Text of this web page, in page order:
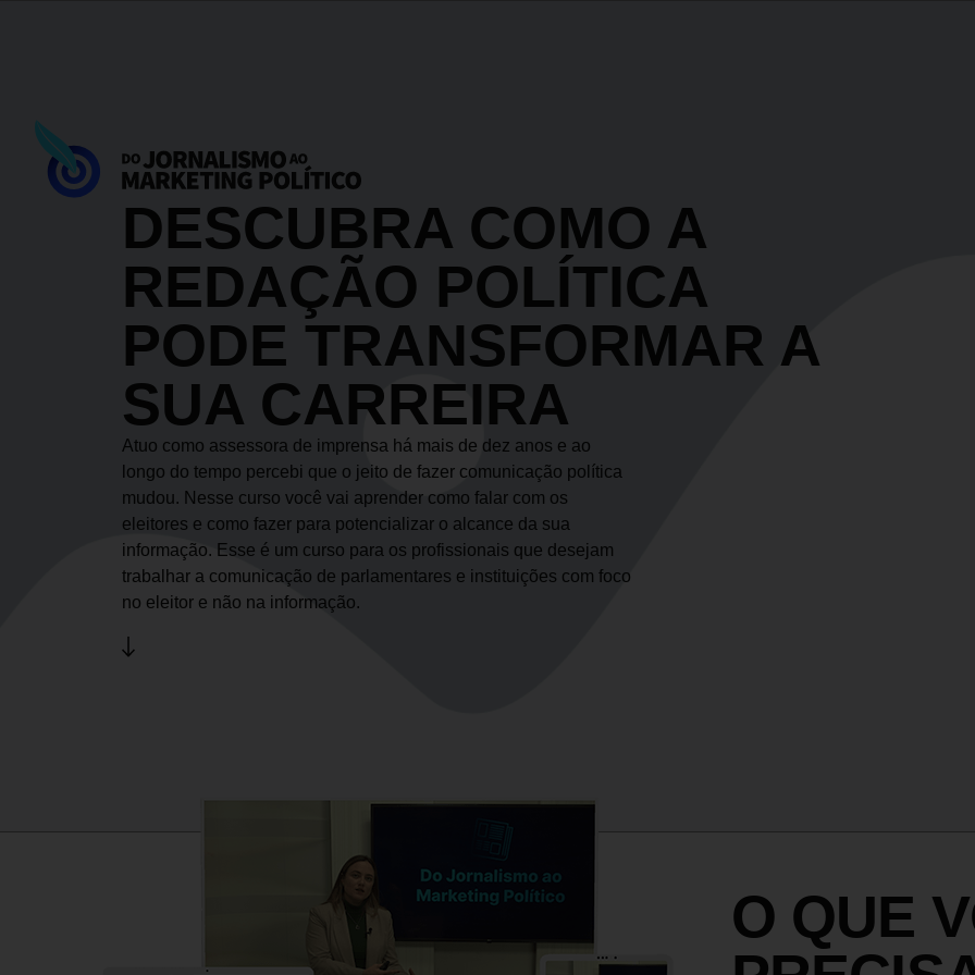
DESCUBRA COMO A
REDAÇÃO POLÍTICA
PODE TRANSFORMAR A
SUA CARREIRA
Atuo como assessora de imprensa há mais de dez anos e ao
longo do tempo percebi que o jeito de fazer comunicação política
mudou. Nesse curso você vai aprender como falar com os
eleitores e como fazer para potencializar o alcance da sua
informação. Esse é um curso para os profissionais que desejam
trabalhar a comunicação de parlamentares e instituições com foco
no eleitor e não na informação.
O QUE